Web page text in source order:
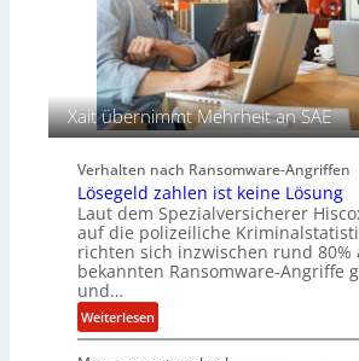
s
a
u
d
e
S
p
u
r
c
h
A
g
e
n
y
a
r
b
e
t
e
Xait übernimmt Mehrheit an SAE
Verhalten nach Ransomware-Angriffen
Lösegeld zahlen ist keine Lösung
Laut dem Spezialversicherer
auf die polizeiliche
richten sich inzwischen rund 80%
bekannten Ransomware-Angriffe
und…
Weiterlesen:
L